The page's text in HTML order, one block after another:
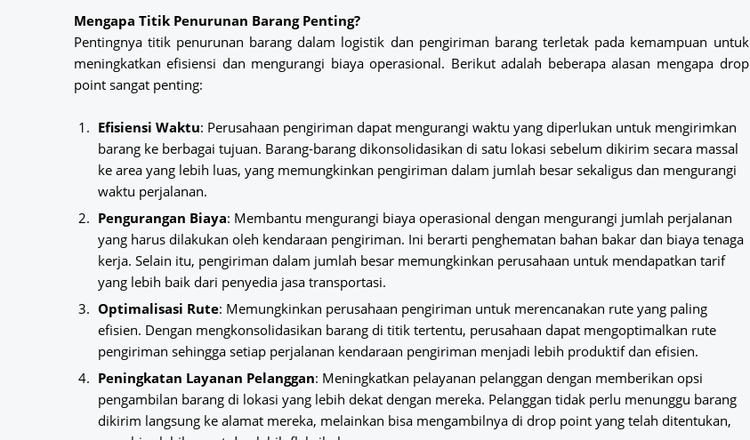
Mengapa Titik Penurunan Barang Penting?
Pentingnya titik penurunan barang dalam logistik dan pengiriman barang terletak pada kemampuan untuk
meningkatkan efisiensi dan mengurangi biaya operasional. Berikut adalah beberapa alasan mengapa drop
point sangat penting:
Efisiensi Waktu: Perusahaan pengiriman dapat mengurangi waktu yang diperlukan untuk mengirimkan
barang ke berbagai tujuan. Barang-barang dikonsolidasikan di satu lokasi sebelum dikirim secara massal
ke area yang lebih luas, yang memungkinkan pengiriman dalam jumlah besar sekaligus dan mengurangi
waktu perjalanan.
Pengurangan Biaya: Membantu mengurangi biaya operasional dengan mengurangi jumlah perjalanan
yang harus dilakukan oleh kendaraan pengiriman. Ini berarti penghematan bahan bakar dan biaya tenaga
kerja. Selain itu, pengiriman dalam jumlah besar memungkinkan perusahaan untuk mendapatkan tarif
yang lebih baik dari penyedia jasa transportasi.
Optimalisasi Rute: Memungkinkan perusahaan pengiriman untuk merencanakan rute yang paling
efisien. Dengan mengkonsolidasikan barang di titik tertentu, perusahaan dapat mengoptimalkan rute
pengiriman sehingga setiap perjalanan kendaraan pengiriman menjadi lebih produktif dan efisien.
Peningkatan Layanan Pelanggan: Meningkatkan pelayanan pelanggan dengan memberikan opsi
pengambilan barang di lokasi yang lebih dekat dengan mereka. Pelanggan tidak perlu menunggu barang
dikirim langsung ke alamat mereka, melainkan bisa mengambilnya di drop point yang telah ditentukan,